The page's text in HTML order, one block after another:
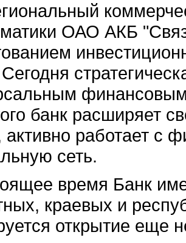
ОАО АКБ
банк расширяет
работает с
сеть.
время Банк
краевых и
открытие еще